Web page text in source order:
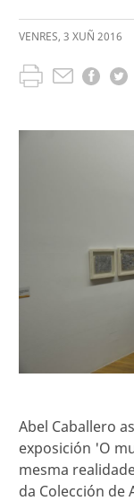
VENRES, 3 XUÑ 2016
Abel Caballero
exposición 'O
mesma
da Colección de